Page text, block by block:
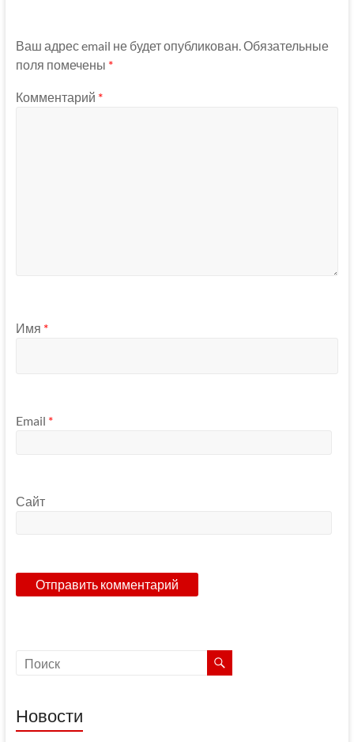
Ваш адрес email не будет опубликован. Обязательные
поля помечены *
Комментарий *
Имя *
Email *
Сайт
Новости